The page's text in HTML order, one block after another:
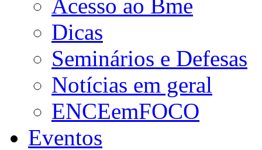
Acesso ao Bme
Dicas
Seminários e Defesas
Notícias em geral
ENCEemFOCO
Eventos